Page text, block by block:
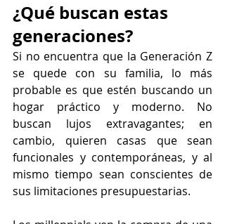
¿Qué buscan estas
generaciones?
Si no encuentra que la Generación Z
se quede con su familia, lo más
probable es que estén buscando un
hogar práctico y moderno. No
buscan lujos extravagantes; en
cambio, quieren casas que sean
funcionales y contemporáneas, y al
mismo tiempo sean conscientes de
sus limitaciones presupuestarias.